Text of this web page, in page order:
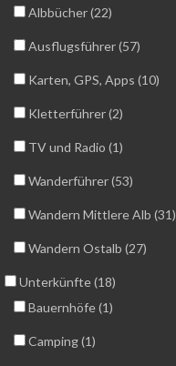
Albbücher (22)
Ausflugsführer (57)
Karten, GPS, Apps (10)
Kletterführer (2)
TV und Radio (1)
Wanderführer (53)
Wandern Mittlere Alb (31)
Wandern Ostalb (27)
Unterkünfte (18)
Bauernhöfe (1)
Camping (1)